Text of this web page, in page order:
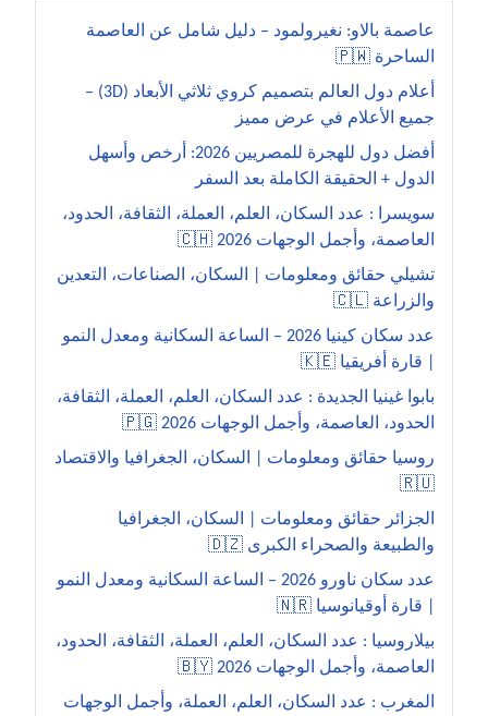
عاصمة بالاو: نغيرولمود – دليل شامل عن العاصمة
الساحرة 🇵🇼
أعلام دول العالم بتصميم كروي ثلاثي الأبعاد (3D) –
جميع الأعلام في عرض مميز
أفضل دول للهجرة للمصريين 2026: أرخص وأسهل
الدول + الحقيقة الكاملة بعد السفر
سويسرا : عدد السكان، العلم، العملة، الثقافة، الحدود،
العاصمة، وأجمل الوجهات 2026 🇨🇭
تشيلي حقائق ومعلومات | السكان، الصناعات، التعدين
والزراعة 🇨🇱
عدد سكان كينيا 2026 – الساعة السكانية ومعدل النمو
| قارة أفريقيا 🇰🇪
بابوا غينيا الجديدة : عدد السكان، العلم، العملة، الثقافة،
الحدود، العاصمة، وأجمل الوجهات 2026 🇵🇬
روسيا حقائق ومعلومات | السكان، الجغرافيا والاقتصاد
🇷🇺
الجزائر حقائق ومعلومات | السكان، الجغرافيا
والطبيعة والصحراء الكبرى 🇩🇿
عدد سكان ناورو 2026 – الساعة السكانية ومعدل النمو
| قارة أوقيانوسيا 🇳🇷
بيلاروسيا : عدد السكان، العلم، العملة، الثقافة، الحدود،
العاصمة، وأجمل الوجهات 2026 🇧🇾
المغرب : عدد السكان، العلم، العملة، وأجمل الوجهات